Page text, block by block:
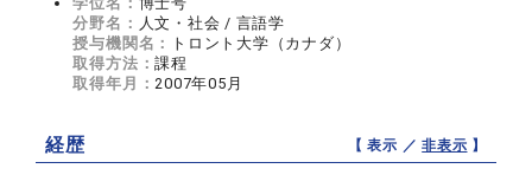
分野名： 人文・社会 / 言語学
授与機関名：
トロント大学（カナダ）
取得方法：課程
取得年月：2007年05月
経歴 【 表示 ／非表示 】